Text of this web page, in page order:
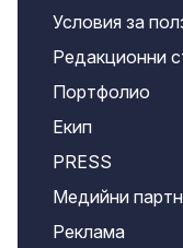
Условия за
Редакционни
Портфолио
Екип
PRESS
Медийни
Реклама